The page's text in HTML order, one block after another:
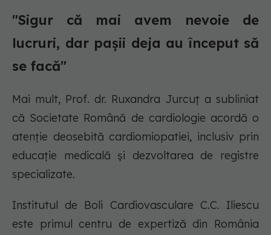
"Sigur că mai avem nevoie de
lucruri, dar pașii deja au început să
se facă"
Mai mult, Prof. dr. Ruxandra Jurcuț a subliniat
că Societate Română de cardiologie acordă o
atenție deosebită cardiomiopatiei, inclusiv prin
educație medicală și dezvoltarea de registre
specializate.
Institutul de Boli Cardiovasculare C.C. Iliescu
este primul centru de expertiză din România